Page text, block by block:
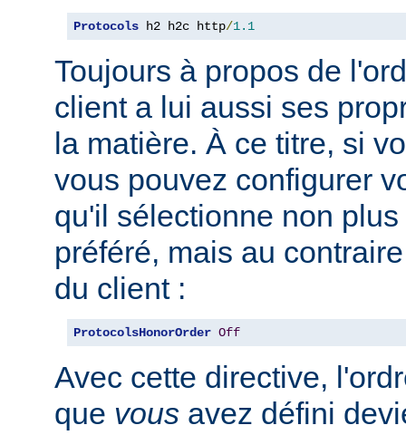
Protocols h2 h2c http/1.1
Toujours à propos de
client a lui aussi ses
la matière. À ce titre, si
vous pouvez configurer
qu'il sélectionne non
préféré, mais au
du client :
ProtocolsHonorOrder Off
Avec cette directive,
que vous avez défini